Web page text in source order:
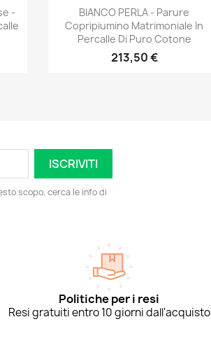
-
Anteprima
BIANCO PERLA - Parure
Copripiumino Matrimoniale In
Percalle Di Puro Cotone
213,50 €
scopo, cerca le info di
Politiche per i resi
Resi gratuiti entro 10 giorni dall'acquisto